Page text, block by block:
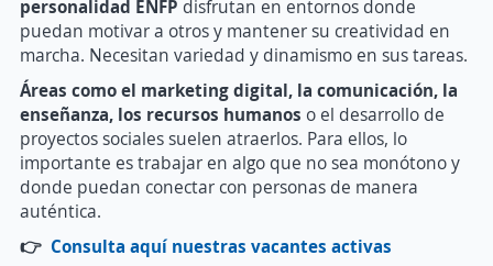
personalidad ENFP disfrutan en entornos donde
puedan motivar a otros y mantener su creatividad en
marcha. Necesitan variedad y dinamismo en sus tareas.
Áreas como el marketing digital, la comunicación, la
enseñanza, los recursos humanos o el desarrollo de
proyectos sociales suelen atraerlos. Para ellos, lo
importante es trabajar en algo que no sea monótono y
donde puedan conectar con personas de manera
auténtica.
👉 Consulta aquí nuestras vacantes activas